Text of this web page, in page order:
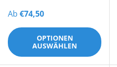
Ab €74,50
OPTIONEN
AUSWÄHLEN